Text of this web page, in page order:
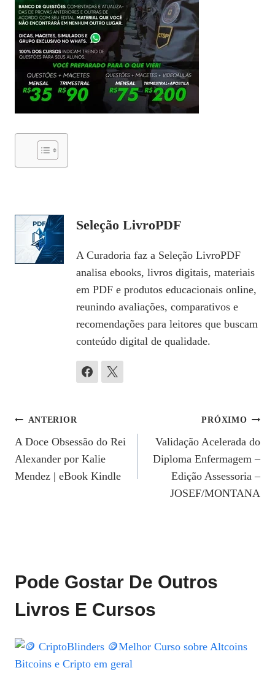
Seleção LivroPDF
A Curadoria faz a Seleção LivroPDF
analisa ebooks, livros digitais, materiais
em PDF e produtos educacionais online,
reunindo avaliações, comparativos e
recomendações para leitores que buscam
conteúdo digital de qualidade.
Navegação
De
Post
ANTERIOR
A Doce Obsessão do Rei
Alexander por Kalie
Mendez | eBook Kindle
PRÓXIMO
Validação Acelerada do
Diploma Enfermagem –
Edição Assessoria –
JOSEF/MONTANA
Pode Gostar De Outros
Livros E Cursos